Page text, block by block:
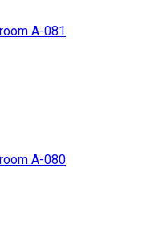
A-081
A-080